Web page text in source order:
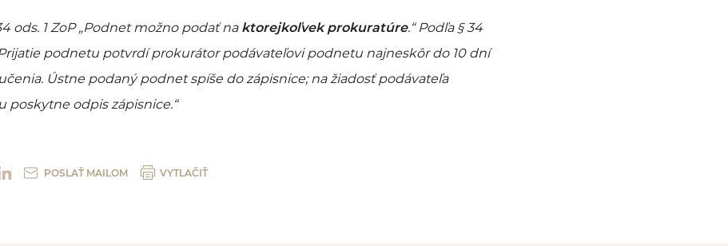
ods. 1 ZoP „Podnet možno podať na ktorejkoľvek prokuratúre.“ Podľa § 34
podnetu potvrdí prokurátor podávateľovi podnetu najneskôr do 10 dní
Ústne podaný podnet spíše do zápisnice; na žiadosť podávateľa
poskytne odpis zápisnice.“
POSLAŤ MAILOM VYTLAČIŤ